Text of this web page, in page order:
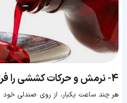
4- نرمش و حرکات کششی را
هر چند ساعت یکبار، از روی صندلی خود